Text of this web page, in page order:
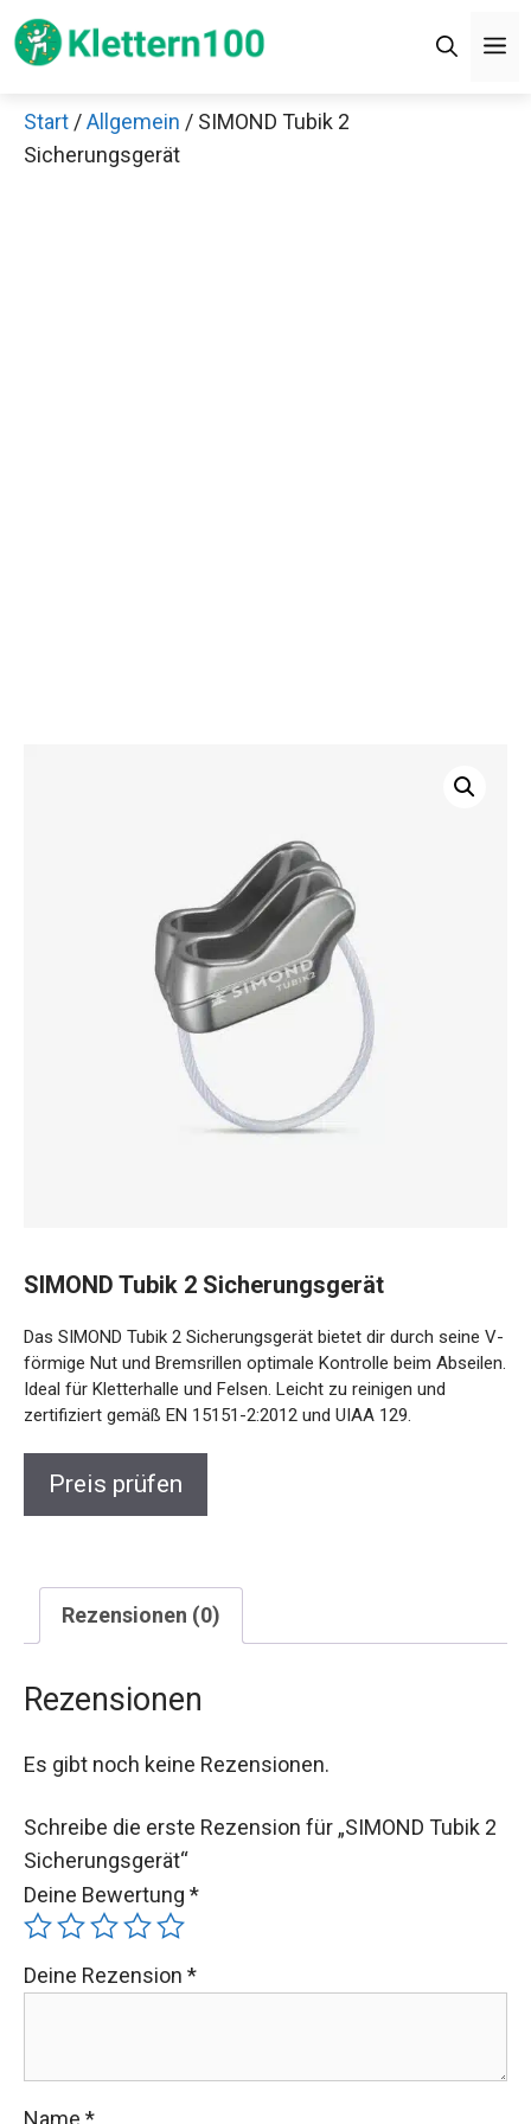
Zum
Inhalt
Start /Allgemein / SIMOND Tubik 2
Sicherungsgerät
SIMOND Tubik 2 Sicherungsgerät
Das SIMOND Tubik 2 Sicherungsgerät bietet dir durch seine V-
förmige Nut und Bremsrillen optimale Kontrolle beim Abseilen.
Ideal für Kletterhalle und Felsen. Leicht zu reinigen und
zertifiziert gemäß EN 15151-2:2012 und UIAA 129.
Preis prüfen
Rezensionen (0)
Rezensionen
Es gibt noch keine Rezensionen.
Schreibe die erste Rezension für „SIMOND Tubik 2
Sicherungsgerät“
Deine Bewertung *
Deine Rezension *
Name *